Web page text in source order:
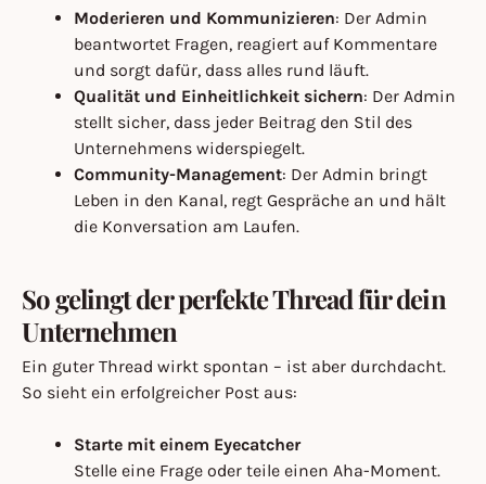
Moderieren und Kommunizieren: Der Admin
beantwortet Fragen, reagiert auf Kommentare
und sorgt dafür, dass alles rund läuft.
Qualität und Einheitlichkeit sichern: Der Admin
stellt sicher, dass jeder Beitrag den Stil des
Unternehmens widerspiegelt.
Community-Management: Der Admin bringt
Leben in den Kanal, regt Gespräche an und hält
die Konversation am Laufen.
So gelingt der perfekte Thread für dein
Unternehmen
Ein guter Thread wirkt spontan – ist aber durchdacht.
So sieht ein erfolgreicher Post aus:
Starte mit einem Eyecatcher
Stelle eine Frage oder teile einen Aha-Moment.